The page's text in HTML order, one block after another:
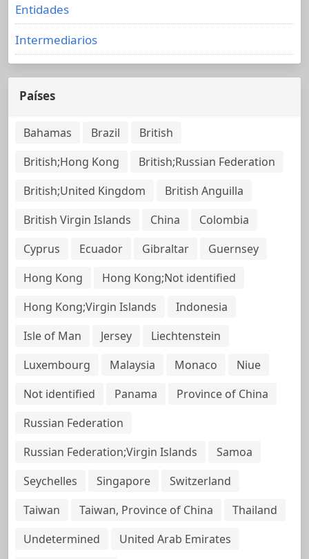
Entidades
Intermediarios
Países
Bahamas Brazil
British
British;Hong Kong
British;Russian Federation
British;United Kingdom
British Anguilla
British Virgin Islands
China
Colombia
Cyprus
Ecuador Gibraltar
Guernsey
Hong Kong
Hong Kong;Not identified
Hong Kong;Virgin Islands
Indonesia
Isle of Man
Jersey
Liechtenstein
Luxembourg
Malaysia Monaco
Niue
Not identified
Panama
Province of China
Russian Federation
Russian Federation;Virgin Islands
Samoa
Seychelles
Singapore
Switzerland
Taiwan
Taiwan, Province of China
Thailand
Undetermined
United Arab Emirates